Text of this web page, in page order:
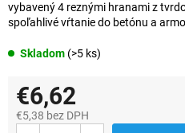
Skladom (>5 ks)
vybavený 4 reznými hranami z
spoľahlivé vŕtanie do betónu a
€6,62
€5,38 bez DPH